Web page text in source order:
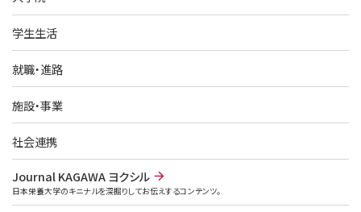
学生生活
就職・進路
施設・事業
社会連携
Journal KAGAWA ヨクシル
日本栄養大学のキニナルを深掘りしてお伝えするコンテンツ。